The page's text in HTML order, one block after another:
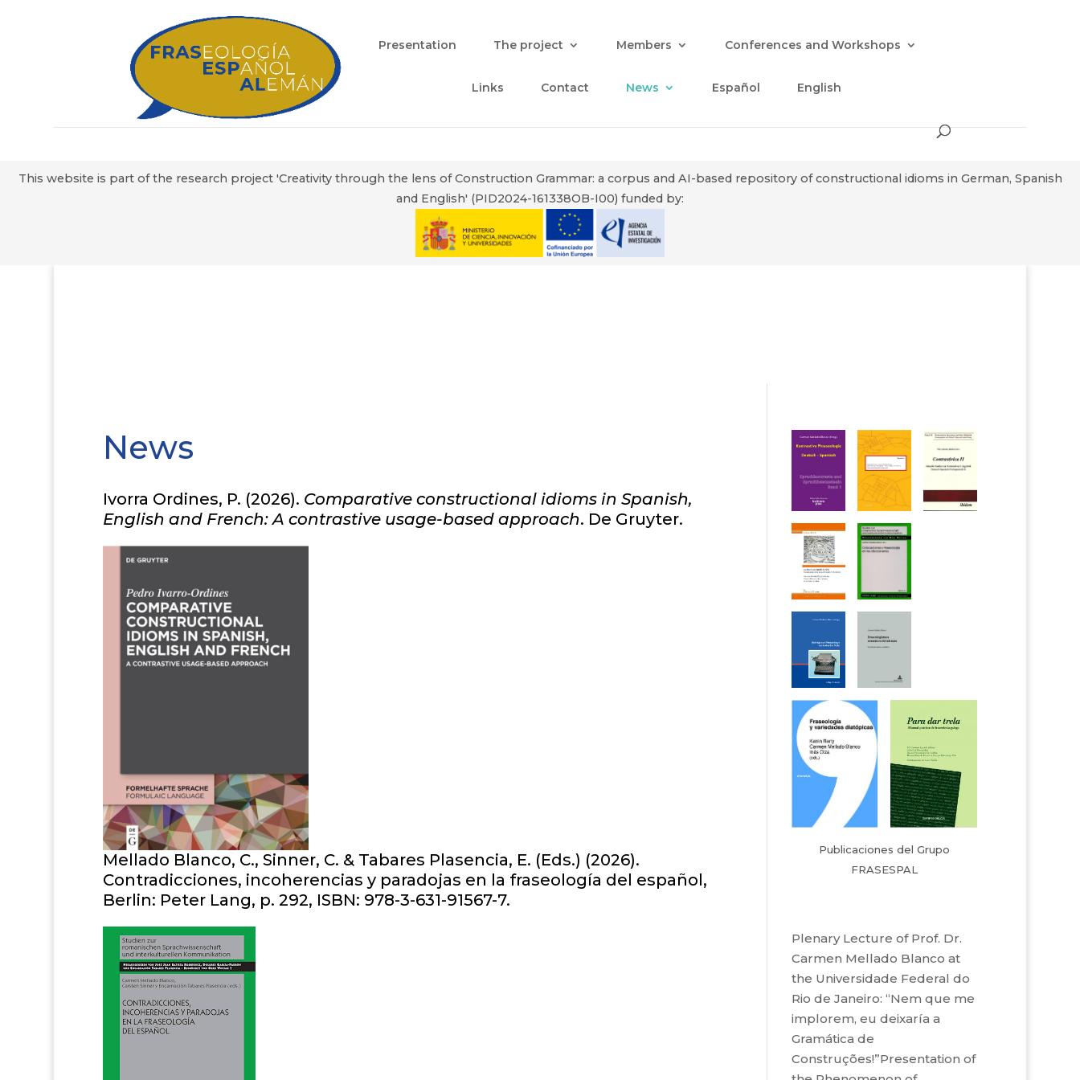
This website is part of the research project 'Creativity through the lens of Construction Grammar: a corpus and AI-based repository of constructional idioms in German, Spanish
and English' (PID2024-161338OB-I00) funded by:
Presentation The project Members Conferences and Workshops
Links Contact News Español English
News
Ivorra Ordines, P. (2026). Comparative constructional idioms in Spanish,
English and French: A contrastive usage-based approach. De Gruyter.
Mellado Blanco, C., Sinner, C. & Tabares Plasencia, E. (Eds.) (2026).
Contradicciones, incoherencias y paradojas en la fraseología del español,
Berlin: Peter Lang, p. 292, ISBN: 978-3-631-91567-7.
Publicaciones del Grupo
FRASESPAL
Plenary Lecture of Prof. Dr.
Carmen Mellado Blanco at
the Universidade Federal do
Rio de Janeiro: “Nem que me
implorem, eu deixaría a
Gramática de
Construções!”Presentation of